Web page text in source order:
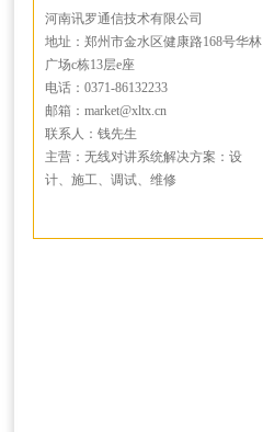
河南讯罗通信技术有限公司
地址：郑州市金水区健康路168号华林
广场c栋13层e座
电话：0371-86132233
邮箱：market@xltx.cn
联系人：钱先生
主营：无线对讲系统解决方案：设
计、施工、调试、维修